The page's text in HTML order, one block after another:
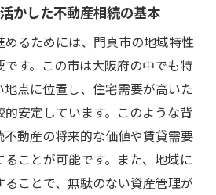
る法的手続きと税制の重要性
スムーズに進めるための基本
方法とその対策
連携するメリット
かした不動産相続の基本
るためには、門真市の地域特性
す。この市は大阪府の中でも特
点に位置し、住宅需要が高いた
安定しています。このような背
動産の将来的な価値や賃貸需要
ことが可能です。また、地域に
ことで、無駄のない資産管理が